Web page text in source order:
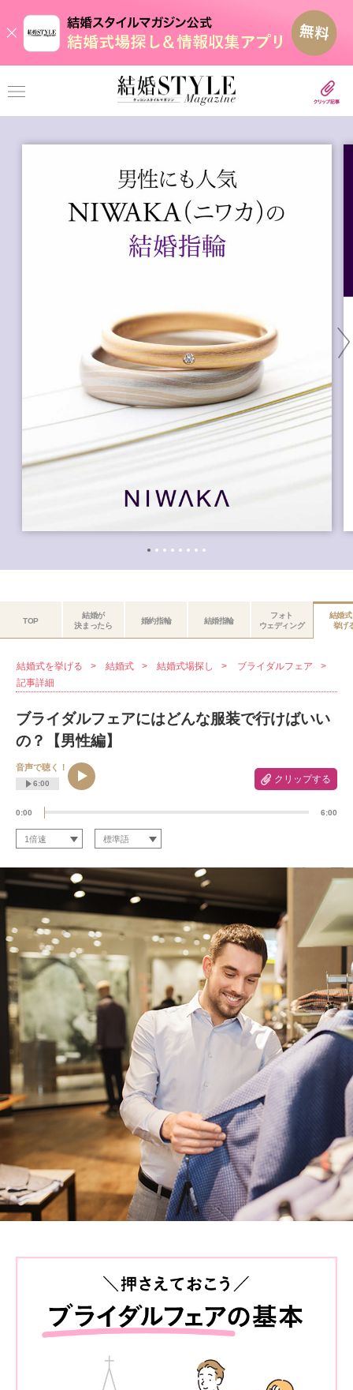
TOP
結婚が
決まったら
婚約指輪 結婚指輪
フォト
ウェディング
結婚
挙げ
結婚式を挙げる 結婚式 結婚式場探し
ブライダルフェア
記事詳細
ブライダルフェアにはどんな服装で行けばいい
の？【男性編】
クリップする
音声で聴く！
6:00
0:00 6:00